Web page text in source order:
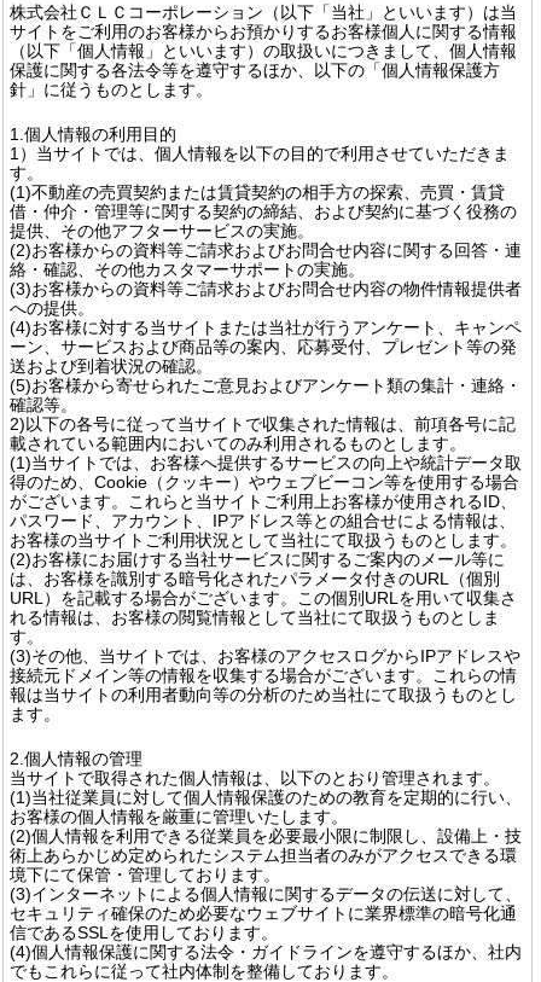
株式会社ＣＬＣコーポレーション（以下「当社」といいます）は当
サイトをご利用のお客様からお預かりするお客様個人に関する情報
（以下「個人情報」といいます）の取扱いにつきまして、個人情報
保護に関する各法令等を遵守するほか、以下の「個人情報保護方
針」に従うものとします。
1.個人情報の利用目的
1）当サイトでは、個人情報を以下の目的で利用させていただきま
す。
(1)不動産の売買契約または賃貸契約の相手方の探索、売買・賃貸
借・仲介・管理等に関する契約の締結、および契約に基づく役務の
提供、その他アフターサービスの実施。
(2)お客様からの資料等ご請求およびお問合せ内容に関する回答・連
絡・確認、その他カスタマーサポートの実施。
(3)お客様からの資料等ご請求およびお問合せ内容の物件情報提供者
への提供。
(4)お客様に対する当サイトまたは当社が行うアンケート、キャンペ
ーン、サービスおよび商品等の案内、応募受付、プレゼント等の発
送および到着状況の確認。
(5)お客様から寄せられたご意見およびアンケート類の集計・連絡・
確認等。
2)以下の各号に従って当サイトで収集された情報は、前項各号に記
載されている範囲内においてのみ利用されるものとします。
(1)当サイトでは、お客様へ提供するサービスの向上や統計データ取
得のため、Cookie（クッキー）やウェブビーコン等を使用する場合
がございます。これらと当サイトご利用上お客様が使用されるID、
パスワード、アカウント、IPアドレス等との組合せによる情報は、
お客様の当サイトご利用状況として当社にて取扱うものとします。
(2)お客様にお届けする当社サービスに関するご案内のメール等に
は、お客様を識別する暗号化されたパラメータ付きのURL（個別
URL）を記載する場合がございます。この個別URLを用いて収集さ
れる情報は、お客様の閲覧情報として当社にて取扱うものとしま
す。
(3)その他、当サイトでは、お客様のアクセスログからIPアドレスや
接続元ドメイン等の情報を収集する場合がございます。これらの情
報は当サイトの利用者動向等の分析のため当社にて取扱うものとし
ます。
2.個人情報の管理
当サイトで取得された個人情報は、以下のとおり管理されます。
(1)当社従業員に対して個人情報保護のための教育を定期的に行い、
お客様の個人情報を厳重に管理いたします。
(2)個人情報を利用できる従業員を必要最小限に制限し、設備上・技
術上あらかじめ定められたシステム担当者のみがアクセスできる環
境下にて保管・管理しております。
(3)インターネットによる個人情報に関するデータの伝送に対して、
セキュリティ確保のため必要なウェブサイトに業界標準の暗号化通
信であるSSLを使用しております。
(4)個人情報保護に関する法令・ガイドラインを遵守するほか、社内
でもこれらに従って社内体制を整備しております。